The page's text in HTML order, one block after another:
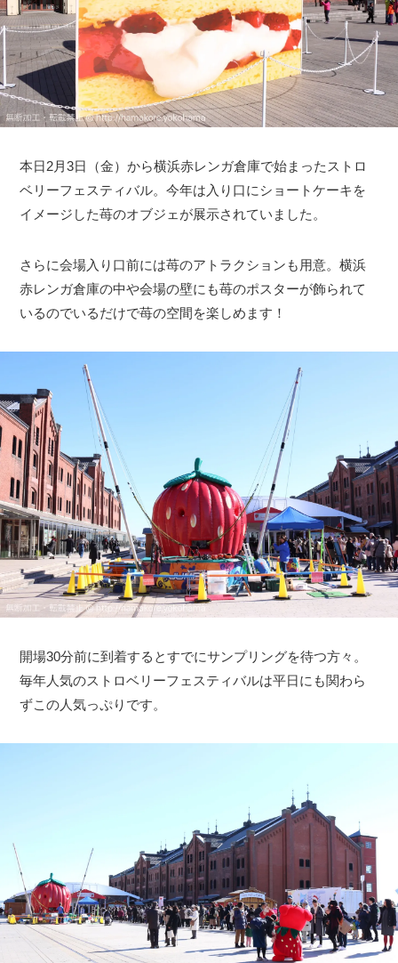
本日2月3日（金）から横浜赤レンガ倉庫で始まったストロ
ベリーフェスティバル。今年は入り口にショートケーキを
イメージした苺のオブジェが展示されていました。
さらに会場入り口前には苺のアトラクションも用意。横浜
赤レンガ倉庫の中や会場の壁にも苺のポスターが飾られて
いるのでいるだけで苺の空間を楽しめます！
開場30分前に到着するとすでにサンプリングを待つ方々。
毎年人気のストロベリーフェスティバルは平日にも関わら
ずこの人気っぷりです。